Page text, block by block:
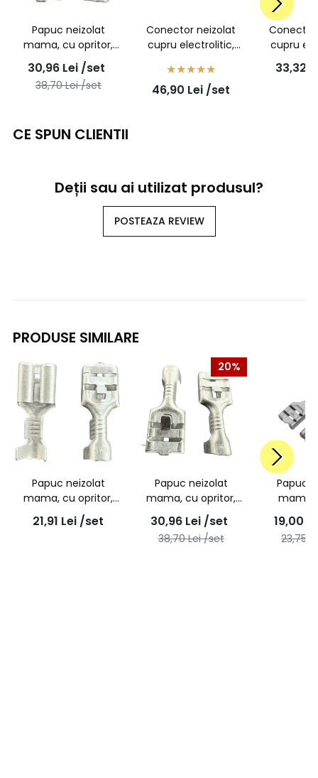
Papuc neizolat
mama, cu opritor,
latime 6,3mm, fir de
1,0mmp, cupru
electrolitic -
30,96 Lei /set
38,70Lei /set
Conector neizolat
cupru electrolitic,
set 100 bucati
46,90 Lei /set
cupru
set
33,32
CE SPUN CLIENTII
Deții sau ai utilizat produsul?
POSTEAZA REVIEW
PRODUSE SIMILARE
Papuc neizolat
mama, cu opritor,
latime 6,3mm, fir de
2,5mmp, cupru
21,91 Lei /set
20%
Papuc neizolat
mama, cu opritor,
latime 6,3mm, fir de
1,0mmp, cupru
electrolitic -
30,96 Lei /set
38,70Lei /set
Papuc
mama,
cupru
19,00
23,75